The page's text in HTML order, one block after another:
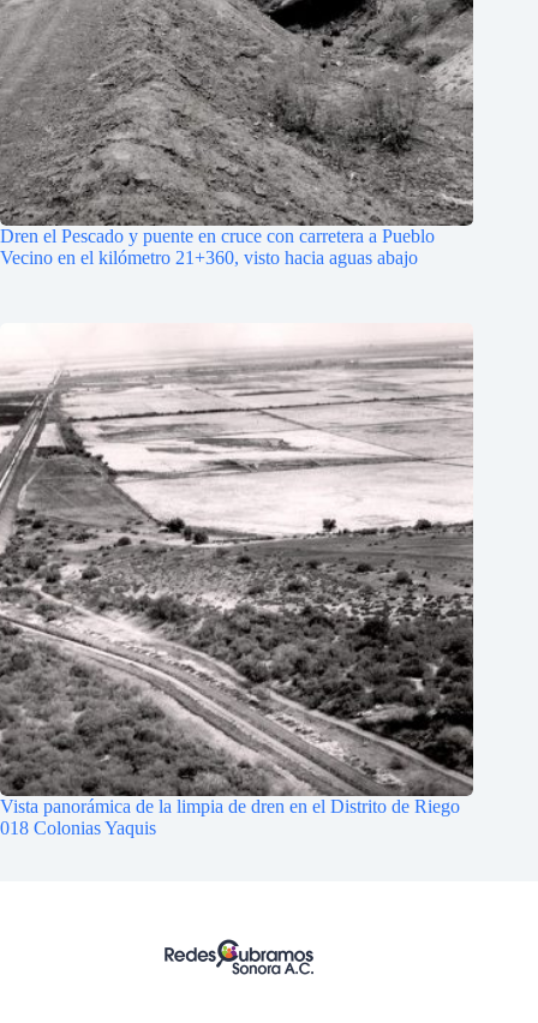
Dren el Pescado y puente en cruce con carretera a Pueblo
Vecino en el kilómetro 21+360, visto hacia aguas abajo
Vista panorámica de la limpia de dren en el Distrito de Riego
018 Colonias Yaquis